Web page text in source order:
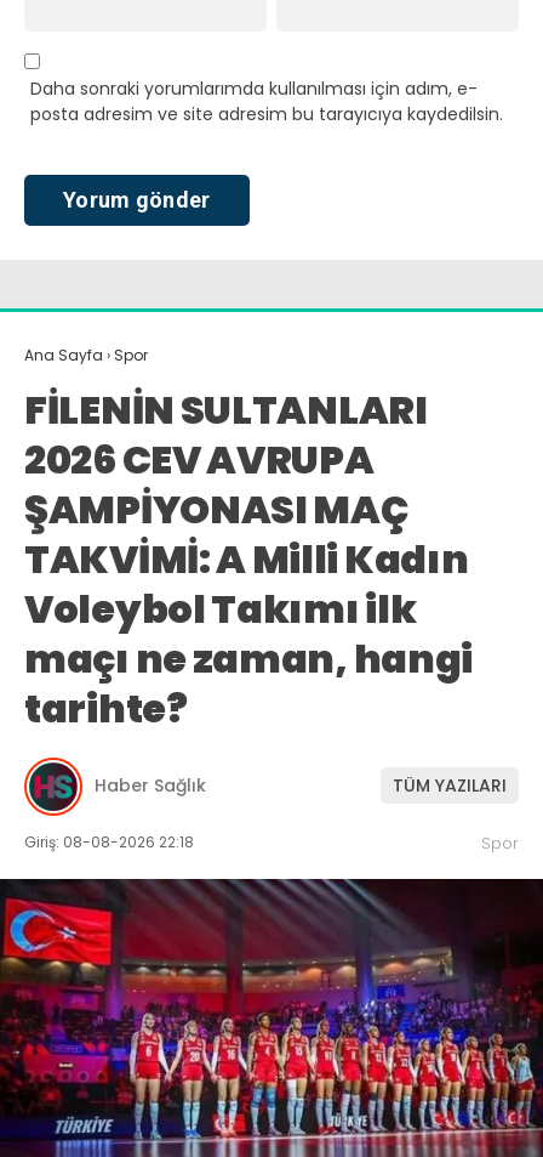
Daha sonraki yorumlarımda kullanılması için adım, e-
posta adresim ve site adresim bu tarayıcıya kaydedilsin.
Ana Sayfa › Spor
FİLENİN SULTANLARI
2026 CEV AVRUPA
ŞAMPİYONASI MAÇ
TAKVİMİ: A Milli Kadın
Voleybol Takımı ilk
maçı ne zaman, hangi
tarihte?
Haber Sağlık TÜM YAZILARI
Giriş: 08-08-2026 22:18 Spor